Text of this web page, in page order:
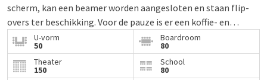
scherm, kan een beamer worden aangesloten en staan flip-
overs ter beschikking. Voor de pauze is er een koffie- en
theehoek en kunt u genieten van het uitzicht op de
saunaruimte en het terrein van het resort. De grote ramen
bieden een ideaal licht.
U-vorm
50
Boardroom
80
Theater
150
School
80